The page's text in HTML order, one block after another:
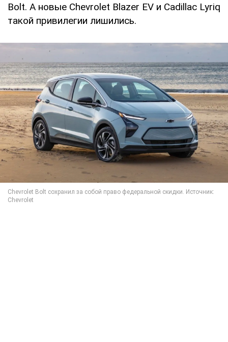
Bolt. А новые Chevrolet Blazer EV и Cadillac Lyriq
такой привилегии лишились.